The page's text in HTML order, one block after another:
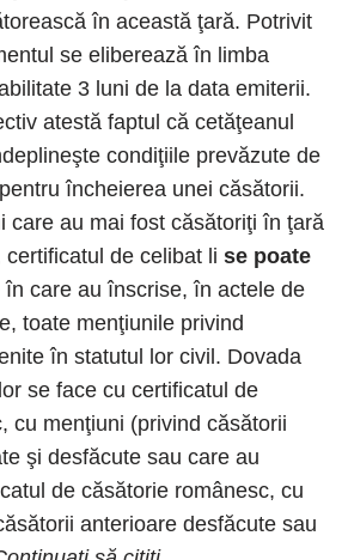
în această ţară. Potrivit
se eliberează în limba
3 luni de la data emiterii.
atestă faptul că cetăţeanul
condiţiile prevăzute de
încheierea unei căsătorii.
care au mai fost căsătoriţi în ţară
de celibat li se poate
care au înscrise, în actele de
toate menţiunile privind
în statutul lor civil. Dovada
se face cu certificatul de
cu menţiuni (privind căsătorii
şi desfăcute sau care au
de căsătorie românesc, cu
anterioare desfăcute sau